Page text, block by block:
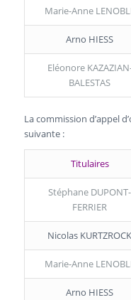
Marie-Anne
Arno HIESS
Eléonore
BALESTAS
La commission d’appel
suivante :
Titulaires
Stéphane DUPONT-
FERRIER
Nicolas KURTZROCK
Marie-Anne
Arno HIESS